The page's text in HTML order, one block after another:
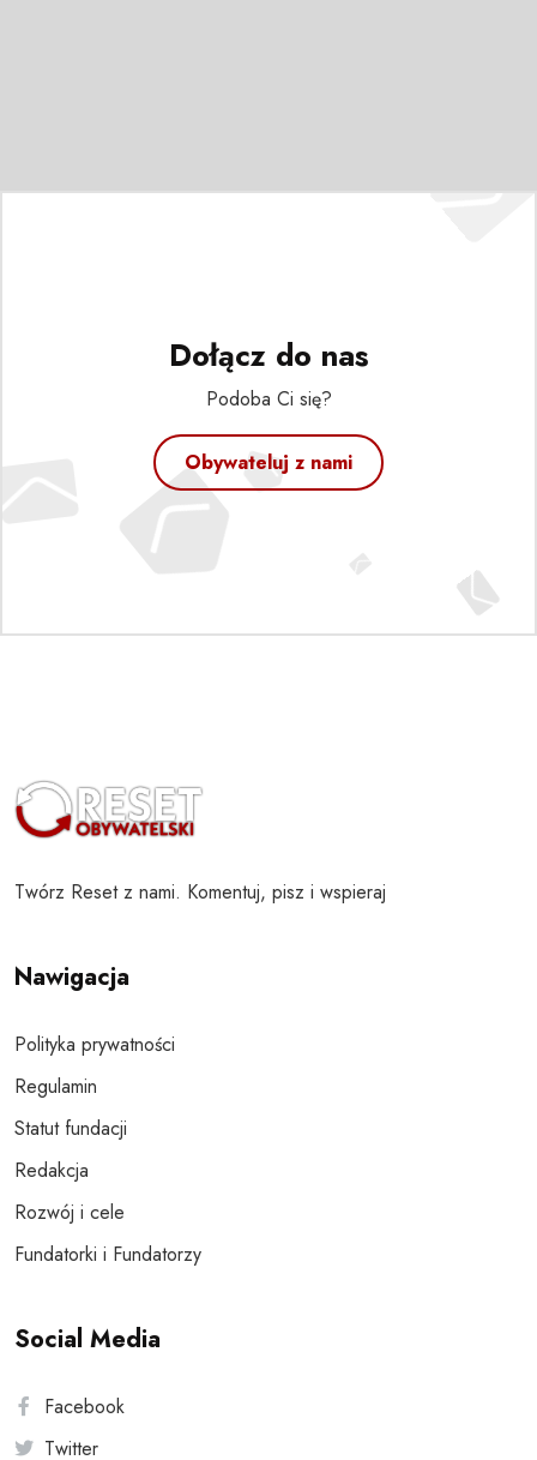
Dołącz do nas
Podoba Ci się?
Obywateluj z nami
Twórz Reset z nami. Komentuj, pisz i wspieraj
Nawigacja
Polityka prywatności
Regulamin
Statut fundacji
Redakcja
Rozwój i cele
Fundatorki i Fundatorzy
Social Media
Facebook
Twitter